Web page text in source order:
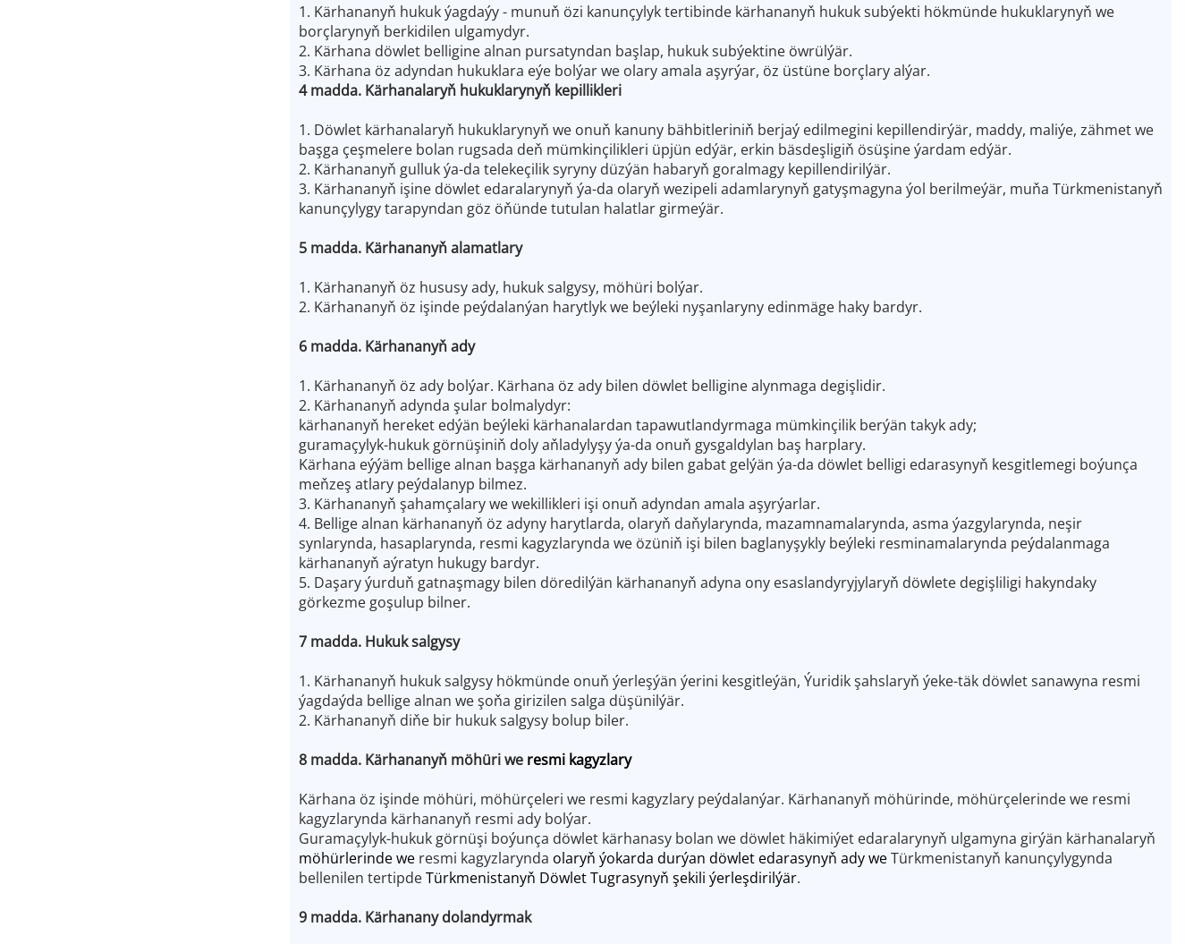
1. Kärhananyň hukuk ýagdaýy - munuň özi kanunçylyk tertibinde kärhananyň hukuk subýekti hökmünde hukuklarynyň we
borçlarynyň berkidilen ulgamydyr.
2. Kärhana döwlet belligine alnan pursatyndan başlap, hukuk subýektine öwrülýär.
3. Kärhana öz adyndan hukuklara eýe bolýar we olary amala aşyrýar, öz üstüne borçlary alýar.
4 madda. Kärhanalaryň hukuklarynyň kepillikleri
1. Döwlet kärhanalaryň hukuklarynyň we onuň kanuny bähbitleriniň berjaý edilmegini kepillendirýär, maddy, maliýe, zähmet we
başga çeşmelere bolan rugsada deň mümkinçilikleri üpjün edýär, erkin bäsdeşligiň ösüşine ýardam edýär.
2. Kärhananyň gulluk ýa-da telekeçilik syryny düzýän habaryň goralmagy kepillendirilýär.
3. Kärhananyň işine döwlet edaralarynyň ýa-da olaryň wezipeli adamlarynyň gatyşmagyna ýol berilmeýär, muňa Türkmenistanyň
kanunçylygy tarapyndan göz öňünde tutulan halatlar girmeýär.
5 madda. Kärhananyň alamatlary
1. Kärhananyň öz hususy ady, hukuk salgysy, möhüri bolýar.
2. Kärhananyň öz işinde peýdalanýan harytlyk we beýleki nyşanlaryny edinmäge haky bardyr.
6 madda. Kärhananyň ady
1. Kärhananyň öz ady bolýar. Kärhana öz ady bilen döwlet belligine alynmaga degişlidir.
2. Kärhananyň adynda şular bolmalydyr:
kärhananyň hereket edýän beýleki kärhanalardan tapawutlandyrmaga mümkinçilik berýän takyk ady;
guramaçylyk-hukuk görnüşiniň doly aňladylyşy ýa-da onuň gysgaldylan baş harplary.
Kärhana eýýäm bellige alnan başga kärhananyň ady bilen gabat gelýän ýa-da döwlet belligi edarasynyň kesgitlemegi boýunça
meňzeş atlary peýdalanyp bilmez.
3. Kärhananyň şahamçalary we wekillikleri işi onuň adyndan amala aşyrýarlar.
4. Bellige alnan kärhananyň öz adyny harytlarda, olaryň daňylarynda, mazamnamalarynda, asma ýazgylarynda, neşir
synlarynda, hasaplarynda, resmi kagyzlarynda we özüniň işi bilen baglanyşykly beýleki resminamalarynda peýdalanmaga
kärhananyň aýratyn hukugy bardyr.
5. Daşary ýurduň gatnaşmagy bilen döredilýän kärhananyň adyna ony esaslandyryjylaryň döwlete degişliligi hakyndaky
görkezme goşulup bilner.
7 madda. Hukuk salgysy
1. Kärhananyň hukuk salgysy hökmünde onuň ýerleşýän ýerini kesgitleýän, Ýuridik şahslaryň ýeke-täk döwlet sanawyna resmi
ýagdaýda bellige alnan we şoňa girizilen salga düşünilýär.
2. Kärhananyň diňe bir hukuk salgysy bolup biler.
8 madda. Kärhananyň möhüri we resmi kagyzlary
Kärhana öz işinde möhüri, möhürçeleri we resmi kagyzlary peýdalanýar. Kärhananyň möhürinde, möhürçelerinde we resmi
kagyzlarynda kärhananyň resmi ady bolýar.
Guramaçylyk-hukuk görnüşi boýunça döwlet kärhanasy bolan we döwlet häkimiýet edaralarynyň ulgamyna girýän kärhanalaryň
möhürlerinde we resmi kagyzlarynda olaryň ýokarda durýan döwlet edarasynyň ady weTürkmenistanyň kanunçylygynda
bellenilen tertipdeTürkmenistanyň Döwlet Tugrasynyň şekili ýerleşdirilýär.
9 madda. Kärhanany dolandyrmak